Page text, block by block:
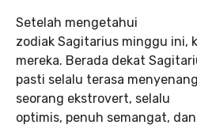
Setelah mengetahui
zodiak Sagitarius minggu ini,
mereka. Berada dekat
pasti selalu terasa
seorang ekstrovert, selalu
optimis, penuh semangat,